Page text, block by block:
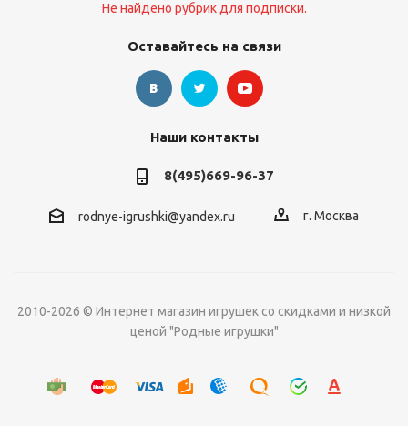
Не найдено рубрик для подписки.
Оставайтесь на связи
Наши контакты
8(495)669-96-37
rodnye-igrushki@yandex.ru г. Москва
2010-2026 © Интернет магазин игрушек со скидками и низкой
ценой "Родные игрушки"